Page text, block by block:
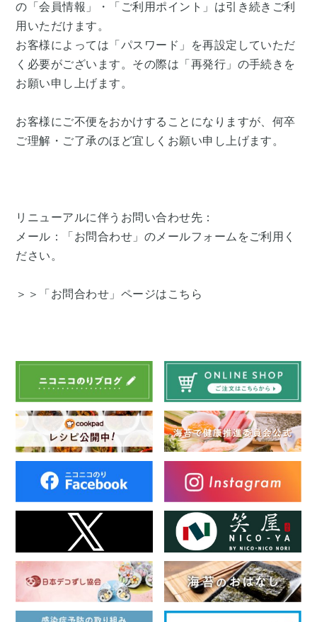
の「会員情報」・「ご利用ポイント」は引き続きご利
用いただけます。
お客様によっては「パスワード」を再設定していただ
く必要がございます。その際は「再発行」の手続きを
お願い申し上げます。
お客様にご不便をおかけすることになりますが、何卒
ご理解・ご了承のほど宜しくお願い申し上げます。
リニューアルに伴うお問い合わせ先：
メール：「お問合わせ」のメールフォームをご利用く
ださい。
＞＞「お問合わせ」ページはこちら